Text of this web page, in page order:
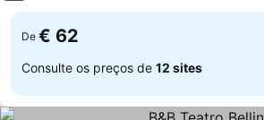
De € 62
Consulte os preços de 12 sites